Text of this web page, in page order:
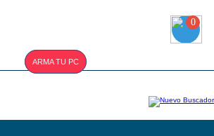
ARMA TU PC
0